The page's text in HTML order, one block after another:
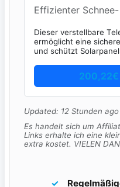
Effizienter
Dieser verstellbare
ermöglicht eine
und schützt
200,22€
Updated: 12 Stunden ago
Es handelt sich um
Links erhalte ich eine
extra kostet. VIELEN